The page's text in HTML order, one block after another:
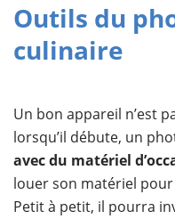
Outils du
culinaire
Un bon appareil n’est
lorsqu’il débute, un
avec du matériel
louer son matériel
Petit à petit, il pourra